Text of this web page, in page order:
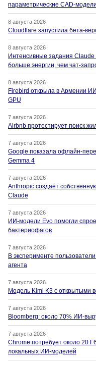
параметрические CAD-модели
8 августа 2026
Cloudflare запустила бета-
8 августа 2026
Интенсивные задания Claude
больше энергии, чем чат-
8 августа 2026
Firebird открыла в Армении
GPU
7 августа 2026
Airbnb протестирует поиск
7 августа 2026
Google показала офлайн-
Gemma 4
7 августа 2026
Anthropic создаёт
Claude
7 августа 2026
ИИ-модели Evo помогли
бактериофагов
7 августа 2026
В эксперименте
агента
7 августа 2026
Модель Kimi K3 с открытыми
7 августа 2026
Bloomberg: около 70% ИИ-
7 августа 2026
Chrome потребует около 20
локальных ИИ-моделей